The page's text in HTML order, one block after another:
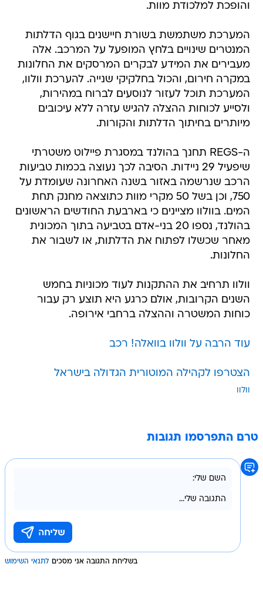
והופכת למלכודת מוות.
המערכת משתמשת בשורת חיישנים בגוף הדלתות
המנטרים שינויים בלחץ המופעל על המרכב. אלה
מעבירים את המידע לבקרים המרסקים את החלונות
במקרה חירום, והכול בחלקיקי שנייה. להערכת וולוו,
המערכת תוכל לעזור לנוסעים לברוח במהירות,
ולסייע לכוחות ההצלה להגיש עזרה ללא עיכובים
מיותרים בחיתוך הדלתות והקורות.
ה-REGS תחנך בהולנד במסגרת פיילוט משטרתי
שיפעיל 29 ניידות. הסיבה לכך נעוצה בכמות טביעות
הרכב שנרשמה באזור בשנה האחרונה שעומדת על
750, וכן בשל 50 מקרי מוות כתוצאה מחנק תחת
המים. בוולוו מציינים כי בארבעת החודשים הראשונים
בהולנד, נספו 20 בני-אדם בטביעה בתוך המכונית
מאחר שכשלו לפתוח את הדלתות, או לשבור את
החלונות.
וולוו תרחיב את ההתקנות לעוד מכוניות בחמש
השנים הקרובות, אולם כרגע היא תוצע רק עבור
כוחות המשטרה וההצלה ברחבי אירופה.
עוד הרבה על וולוו בוואלה! רכב
הצטרפו לקהילה המוטורית הגדולה בישראל
וולוו
טרם התפרסמו תגובות
בשליחת התגובה אני מסכים לתנאי השימוש